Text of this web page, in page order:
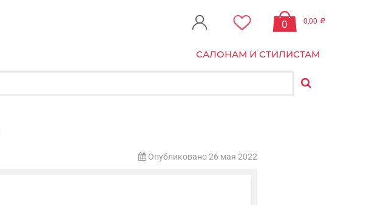
0 0,00
САЛОНАМ И СТИЛИСТАМ
Опубликовано 26 мая 2022